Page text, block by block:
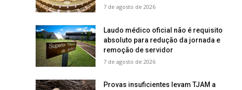
7 de agosto de 2026
Laudo médico oficial não é requisito
absoluto para redução da jornada e
remoção de servidor
7 de agosto de 2026
Provas insuficientes levam TJAM a